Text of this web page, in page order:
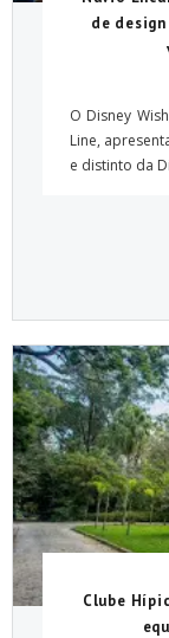
de
O Disney
Line,
e distinto da
Clube